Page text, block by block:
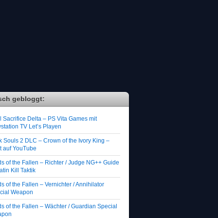
gebloggt:
Sacrifice Delta – PS Vita Games mit
TV Let’s Playen
Souls 2 DLC – Crown of the Ivory King –
auf YouTube
of the Fallen – Richter / Judge NG++ Guide
Kill Taktik
of the Fallen – Vernichter / Annihilator
Weapon
of the Fallen – Wächter / Guardian Special